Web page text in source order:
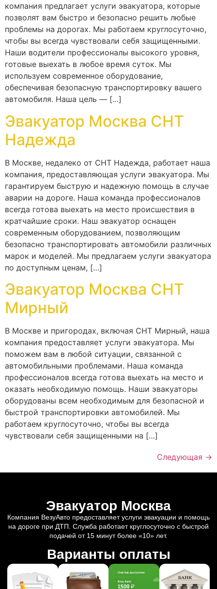
компания предлагает услуги эвакуатора, которые
позволят вам быстро и безопасно решить любые
проблемы на дорогах. Мы работаем круглосуточно,
чтобы вы всегда чувствовали себя защищенными.
Наши водители профессионалы высокого уровня,
готовые выехать в любое время суток. Мы
используем современное оборудование,
обеспечивая безопасную транспортировку вашего
автомобиля. Наша цель — […]
Эвакуатор Москва СНТ
Надежда
В Москве, недалеко от СНТ Надежда, работает наша
компания, предоставляющая услуги эвакуатора. Мы
гарантируем быструю и надежную помощь в случае
аварии на дороге. Наша команда профессионалов
всегда готова выехать на место происшествия в
кратчайшие сроки. Наш эвакуатор оснащен
современным оборудованием, позволяющим
безопасно транспортировать автомобили различных
марок и моделей. Мы предлагаем услуги эвакуатора
по доступным ценам, […]
Эвакуатор Москва СНТ
Мирный
В Москве и пригородах, включая СНТ Мирный, наша
компания предоставляет услуги эвакуатора. Мы
поможем вам в любой ситуации, связанной с
автомобильными проблемами. Наша команда
профессионалов всегда готова выехать на место и
оказать необходимую помощь. Наши эвакуаторы
оборудованы всем необходимым для безопасной и
быстрой транспортировки автомобилей. Мы
работаем круглосуточно, чтобы вы всегда
чувствовали себя защищенными на […]
Следующая →
Эвакуатор Москва
Компания ВезуАвто предоставляет услуги эвакуации и помощь
на дороге при ДТП. Служба работает круглосуточно с быстрой
подачей от 15 минут более «10» лет.
Варианты оплаты